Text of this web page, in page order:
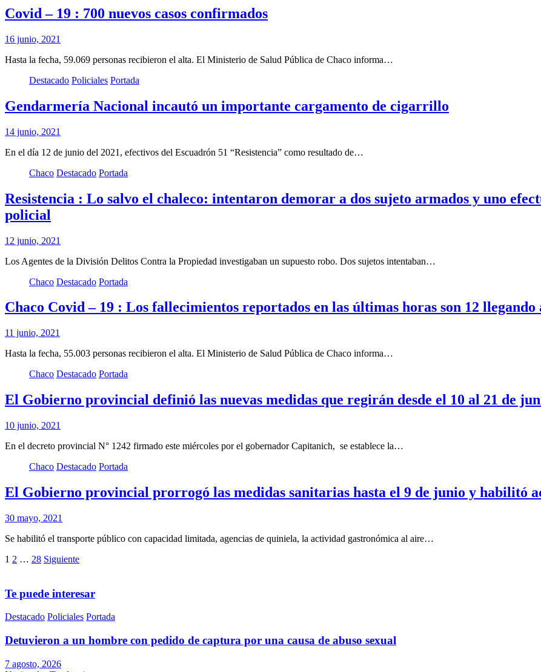
Covid – 19 : 700 nuevos casos confirmados
16 junio, 2021
Hasta la fecha, 59.069 personas recibieron el alta. El Ministerio de Salud Pública de Chaco informa…
Destacado Policiales Portada
Gendarmería Nacional incautó un importante cargamento de cigarrillo
14 junio, 2021
En el día 12 de junio del 2021, efectivos del Escuadrón 51 “Resistencia” como resultado de…
Chaco Destacado Portada
Resistencia : Lo salvo el chaleco: intentaron demorar a dos sujeto armados y uno
policial
12 junio, 2021
Los Agentes de la División Delitos Contra la Propiedad investigaban un supuesto robo. Dos sujetos intentaban…
Chaco Destacado Portada
Chaco Covid – 19 : Los fallecimientos reportados en las últimas horas son 12 llegando
11 junio, 2021
Hasta la fecha, 55.003 personas recibieron el alta. El Ministerio de Salud Pública de Chaco informa…
Chaco Destacado Portada
El Gobierno provincial definió las nuevas medidas que regirán desde el 10 al 21 de
10 junio, 2021
En el decreto provincial N° 1242 firmado este miércoles por el gobernador Capitanich, se establece la…
Chaco Destacado Portada
El Gobierno provincial prorrogó las medidas sanitarias hasta el 9 de junio y habilitó
30 mayo, 2021
Se habilitó el transporte público con capacidad limitada, agencias de quiniela, la actividad gastronómica al aire…
Paginación
entradas
1 2 … 28 Siguiente
Te puede interesar
Destacado Policiales Portada
Detuvieron a un hombre con pedido de captura por una causa de abuso sexual
7 agosto, 2026